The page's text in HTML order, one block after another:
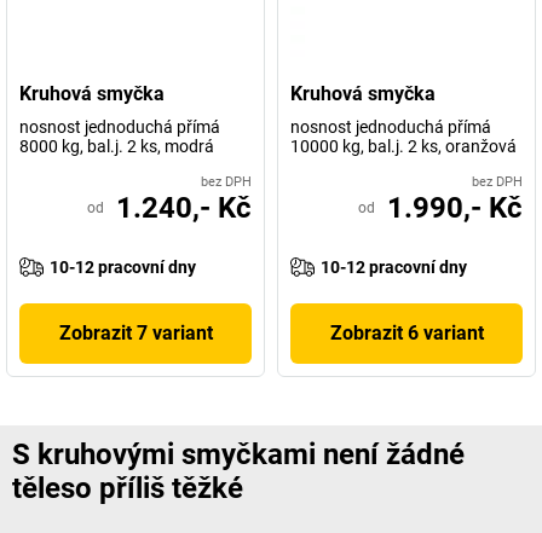
Kruhová smyčka
nosnost jednoduchá přímá
8000 kg, bal.j. 2 ks, modrá
bez DPH
od 1.240,- Kč
10-12 pracovní dny
Zobrazit 7 variant
Kruhová smyčka
nosnost jednoduchá přímá
10000 kg, bal.j. 2 ks, oranžová
bez DPH
od 1.990,- Kč
10-12 pracovní dny
Zobrazit 6 variant
S kruhovými smyčkami není žádné
těleso příliš těžké